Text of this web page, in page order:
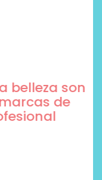
son
de